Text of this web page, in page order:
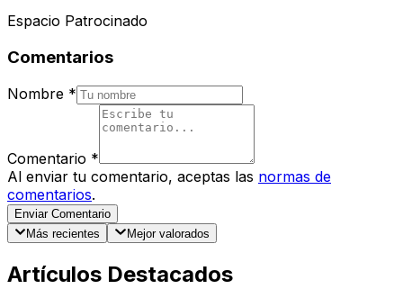
Espacio Patrocinado
Comentarios
Nombre *
Comentario *
Al enviar tu comentario, aceptas las normas de
comentarios.
Enviar Comentario
Más recientes
Mejor valorados
Artículos Destacados